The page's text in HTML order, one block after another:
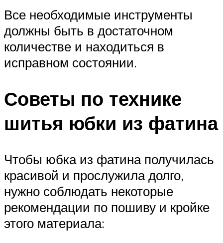
Все необходимые инструменты
должны быть в достаточном
количестве и находиться в
исправном состоянии.
Советы по технике
шитья юбки из фатина
Чтобы юбка из фатина получилась
красивой и прослужила долго,
нужно соблюдать некоторые
рекомендации по пошиву и кройке
этого материала: